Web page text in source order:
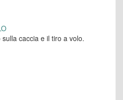
caccia e il tiro a volo.